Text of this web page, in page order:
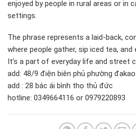
enjoyed by people in rural areas or in
settings.
The phrase represents a laid-back,
where people gather, sip iced tea,
It’s a part of everyday life and street
add: 48/9 điện biên phủ phường đakao
add : 28 bác ái bình thọ thủ đức
họtline: 0349664116 or 0979220893